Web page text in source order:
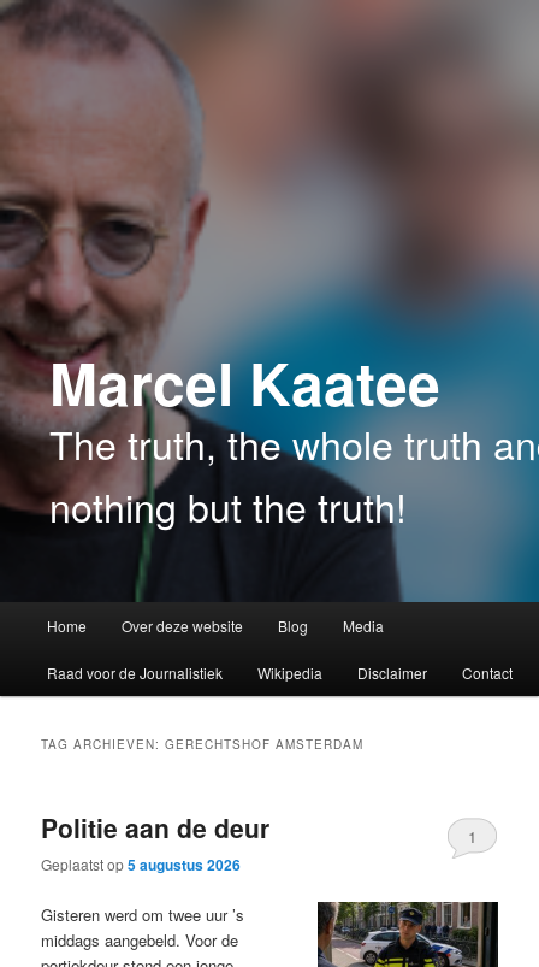
Spring
Spring
Marcel Kaatee
The truth, the whole truth
nothing but the truth!
Home Over deze website Blog Media
Raad voor de Journalistiek Wikipedia Disclaimer Contact
TAG ARCHIEVEN:GERECHTSHOF AMSTERDAM
Politie aan de deur
Geplaatst op5 augustus 2026
1
Gisteren werd om twee uur ’s
middags aangebeld. Voor de